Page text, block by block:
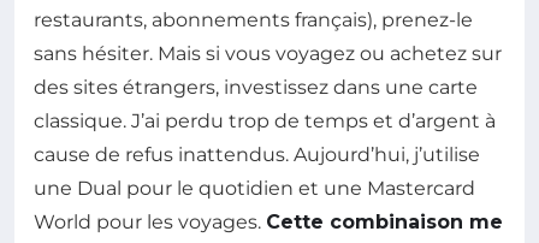
restaurants, abonnements français), prenez-le
sans hésiter. Mais si vous voyagez ou achetez sur
des sites étrangers, investissez dans une carte
classique. J’ai perdu trop de temps et d’argent à
cause de refus inattendus. Aujourd’hui, j’utilise
une Dual pour le quotidien et une Mastercard
World pour les voyages. Cette combinaison me